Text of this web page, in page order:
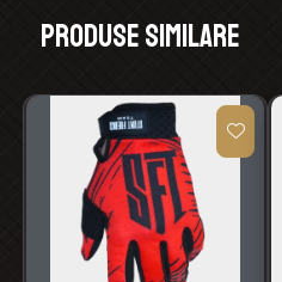
Produse similare